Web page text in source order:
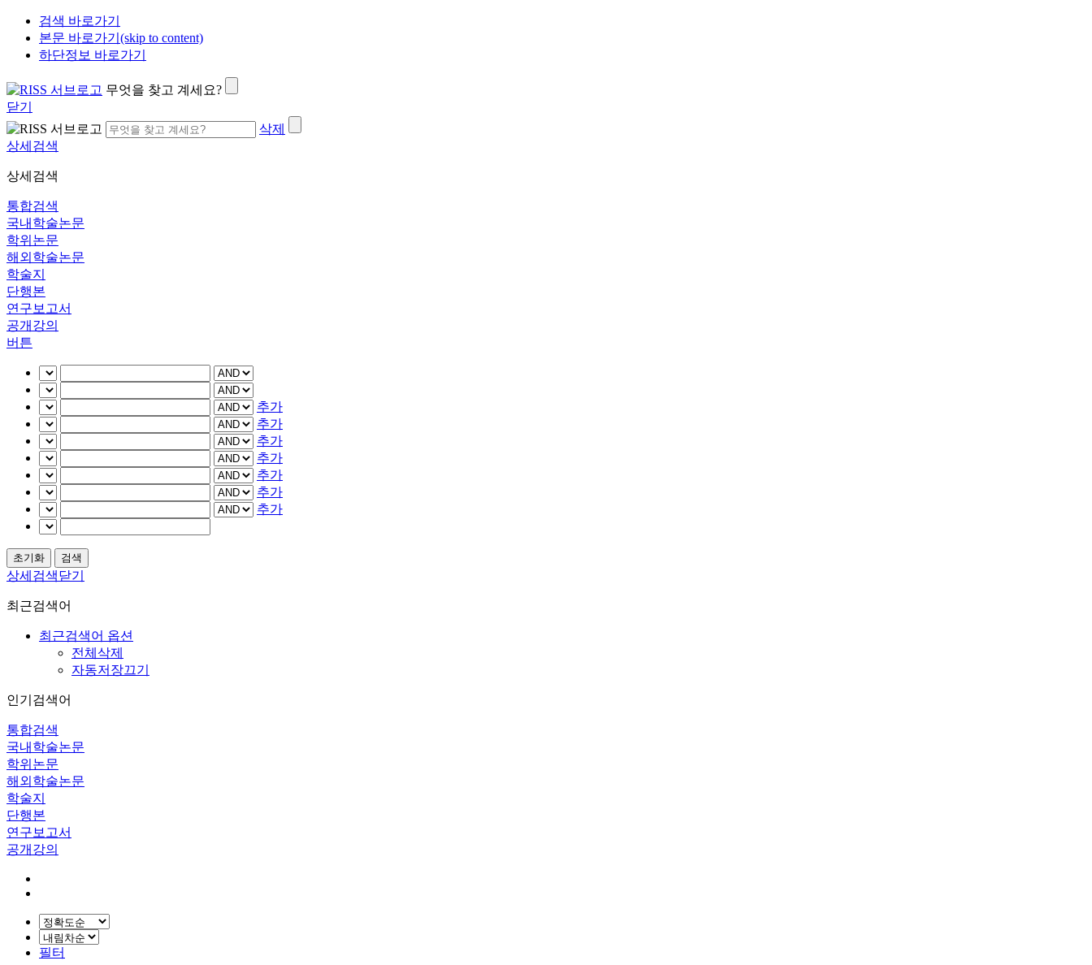
검색 바로가기
본문 바로가기(skip to content)
하단정보 바로가기
무엇을 찾고 계세요?
닫기
삭제
상세검색
상세검색
통합검색
국내학술논문
학위논문
해외학술논문
학술지
단행본
연구보고서
공개강의
버튼
추가
추가
추가
추가
추가
추가
추가
상세검색닫기
최근검색어
최근검색어 옵션
전체삭제
자동저장끄기
인기검색어
통합검색
국내학술논문
학위논문
해외학술논문
학술지
단행본
연구보고서
공개강의
필터